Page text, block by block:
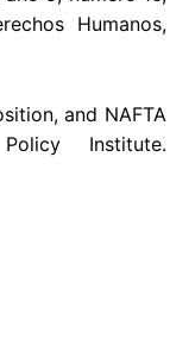
Humanos,
and NAFTA
Institute.